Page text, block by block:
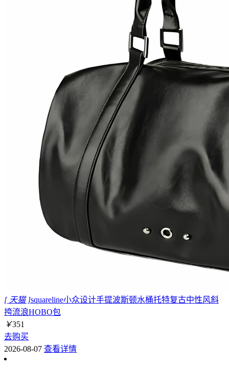
[ 天猫 ]squareline小众设计手提波斯顿水桶托特复古中性风斜
挎流浪HOBO包
￥351
去购买
2026-08-07 查看详情